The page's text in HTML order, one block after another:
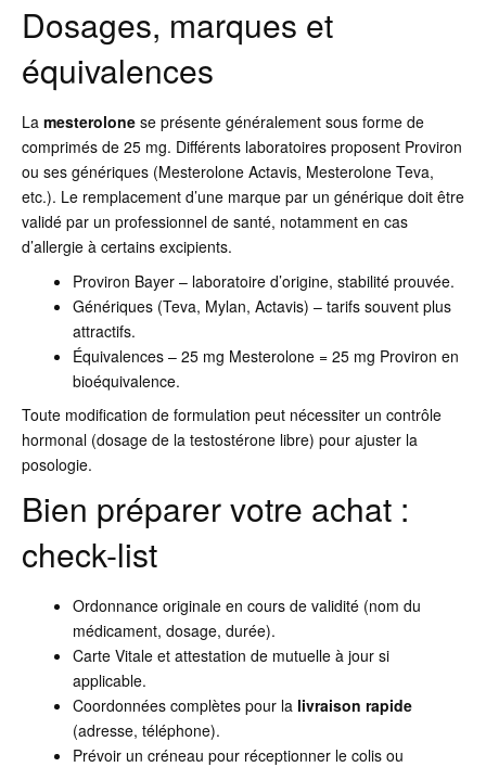
Dosages, marques et
équivalences
La mesterolone se présente généralement sous forme de
comprimés de 25 mg. Différents laboratoires proposent Proviron
ou ses génériques (Mesterolone Actavis, Mesterolone Teva,
etc.). Le remplacement d’une marque par un générique doit être
validé par un professionnel de santé, notamment en cas
d’allergie à certains excipients.
Proviron Bayer – laboratoire d’origine, stabilité prouvée.
Génériques (Teva, Mylan, Actavis) – tarifs souvent plus
attractifs.
Équivalences – 25 mg Mesterolone = 25 mg Proviron en
bioéquivalence.
Toute modification de formulation peut nécessiter un contrôle
hormonal (dosage de la testostérone libre) pour ajuster la
posologie.
Bien préparer votre achat :
check-list
Ordonnance originale en cours de validité (nom du
médicament, dosage, durée).
Carte Vitale et attestation de mutuelle à jour si
applicable.
Coordonnées complètes pour la livraison rapide
(adresse, téléphone).
Prévoir un créneau pour réceptionner le colis ou